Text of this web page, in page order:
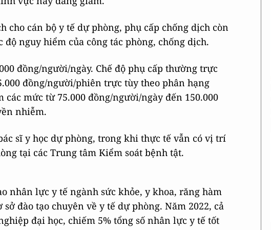
cho cán bộ y tế dự phòng, phụ cấp chống dịch còn
nguy hiểm của công tác phòng, chống dịch.
đồng/người/ngày. Chế độ phụ cấp thường trực
đồng/người/phiên trực tùy theo phân hạng
mức từ 75.000 đồng/người/ngày đến 150.000
nhiễm.
sĩ y học dự phòng, trong khi thực tế vẫn có vị trí
tại các Trung tâm Kiểm soát bệnh tật.
nhân lực y tế ngành sức khỏe, y khoa, răng hàm
đào tạo chuyên về y tế dự phòng. Năm 2022, cả
đại học, chiếm 5% tổng số nhân lực y tế tốt